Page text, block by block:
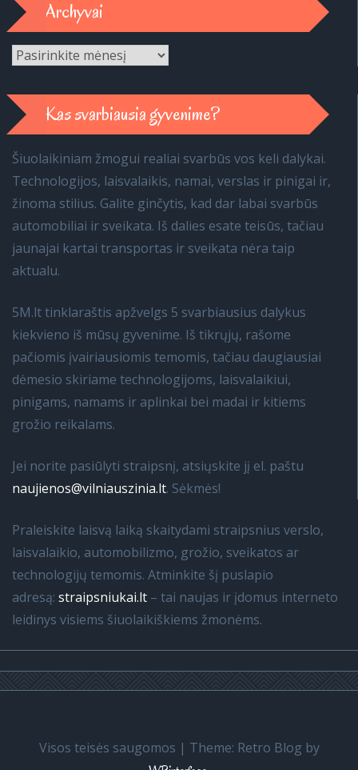
Archyvai
Archyvai
Kas svarbiausia gyvenime?
Šiuolaikiniam žmogui realiai svarbūs vos keli dalykai.
Technologijos, laisvalaikis, namai, verslas ir pinigai ir,
žinoma stilius. Galite ginčytis, kad dar labai svarbūs
automobiliai ir sveikata. Iš dalies esate teisūs, tačiau
jaunajai kartai transportas ir sveikata nėra taip
aktualu.
5M.lt tinklaraštis apžvelgs 5 svarbiausius dalykus
kiekvieno iš mūsų gyvenime. Iš tikrųjų, rašome
pačiomis įvairiausiomis temomis, tačiau daugiausiai
dėmesio skiriame technologijoms, laisvalaikiui,
pinigams, namams ir aplinkai bei madai ir kitiems
grožio reikalams.
Jei norite pasiūlyti straipsnį, atsiųskite jį el. paštu
naujienos@vilniauszinia.lt. Sėkmės!
Praleiskite laisvą laiką skaitydami straipsnius verslo,
laisvalaikio, automobilizmo, grožio, sveikatos ar
technologijų temomis. Atminkite šį puslapio
adresą: straipsniukai.lt – tai naujas ir įdomus interneto
leidinys visiems šiuolaikiškiems žmonėms.
Visos teisės saugomos | Theme: Retro Blog by